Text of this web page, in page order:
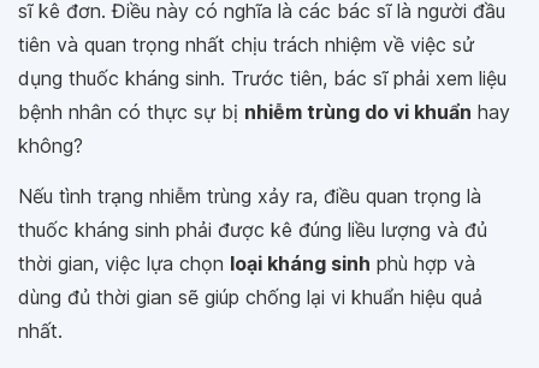
sĩ kê đơn. Điều này có nghĩa là các bác sĩ là người đầu
tiên và quan trọng nhất chịu trách nhiệm về việc sử
dụng thuốc kháng sinh. Trước tiên, bác sĩ phải xem liệu
bệnh nhân có thực sự bị nhiễm trùng do vi khuẩn hay
không?
Nếu tình trạng nhiễm trùng xảy ra, điều quan trọng là
thuốc kháng sinh phải được kê đúng liều lượng và đủ
thời gian, việc lựa chọn loại kháng sinh phù hợp và
dùng đủ thời gian sẽ giúp chống lại vi khuẩn hiệu quả
nhất.